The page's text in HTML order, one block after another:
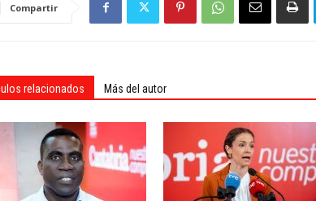
Compartir
relacionados Más del autor